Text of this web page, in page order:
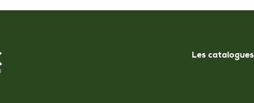
publications
Les catalogues